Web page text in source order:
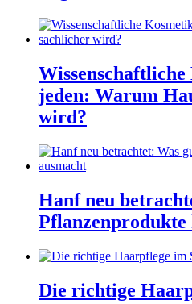
jeden: Warum
wird?
Hanf neu
Pflanzenprodukte
Die richtige